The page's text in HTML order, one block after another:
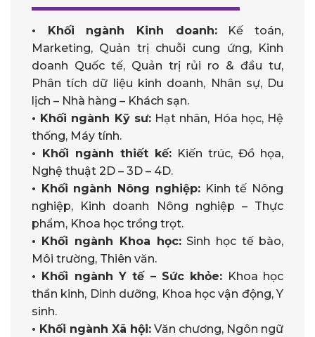
• Khối ngành Kinh doanh:Kế toán,
Marketing, Quản trị chuỗi cung ứng, Kinh
doanh Quốc tế, Quản trị rủi ro & đầu tư,
Phân tích dữ liệu kinh doanh, Nhân sự, Du
lịch – Nhà hàng – Khách sạn.
• Khối ngành Kỹ sư:Hạt nhân, Hóa học, Hệ
thống, Máy tính.
• Khối ngành thiết kế: Kiến trúc, Đồ họa,
Nghệ thuật 2D – 3D – 4D.
• Khối ngành Nông nghiệp:Kinh tế Nông
nghiệp, Kinh doanh Nông nghiệp – Thực
phẩm, Khoa học trồng trọt.
• Khối ngành Khoa học:Sinh học tế bào,
Môi trường, Thiên văn.
• Khối ngành Y tế – Sức khỏe: Khoa học
thần kinh, Dinh dưỡng, Khoa học vận động, Y
sinh.
• Khối ngành Xã hội: Văn chương, Ngôn ngữ